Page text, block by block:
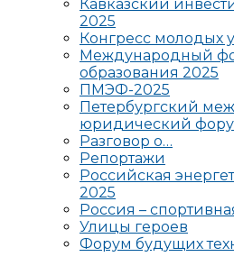
Кавказский
2025
Конгресс молодых
Международный
образования 2025
ПМЭФ-2025
Петербургский
юридический
Разговор о…
Репортажи
Российская
2025
Россия –
Улицы героев
Форум будущих